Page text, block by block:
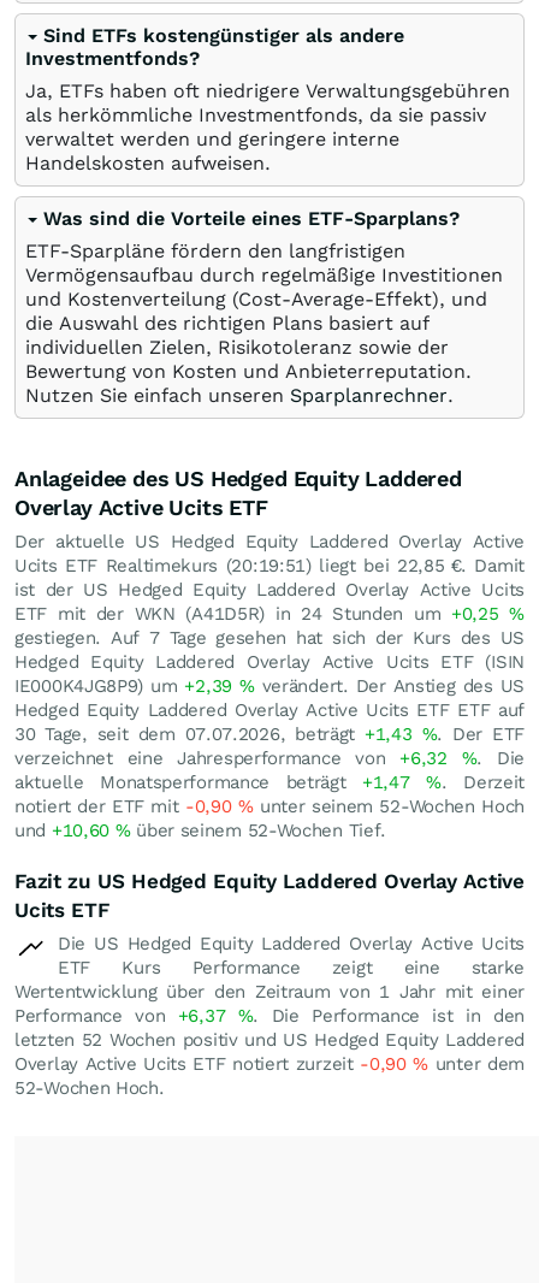
Sind ETFs kostengünstiger als andere
Investmentfonds?
Ja, ETFs haben oft niedrigere Verwaltungsgebühren
als herkömmliche Investmentfonds, da sie passiv
verwaltet werden und geringere interne
Handelskosten aufweisen.
Was sind die Vorteile eines ETF-Sparplans?
ETF-Sparpläne fördern den langfristigen
Vermögensaufbau durch regelmäßige Investitionen
und Kostenverteilung (Cost-Average-Effekt), und
die Auswahl des richtigen Plans basiert auf
individuellen Zielen, Risikotoleranz sowie der
Bewertung von Kosten und Anbieterreputation.
Nutzen Sie einfach unseren Sparplanrechner.
Anlageidee des US Hedged Equity Laddered
Overlay Active Ucits ETF
Der aktuelle US Hedged Equity Laddered Overlay Active
Ucits ETF Realtimekurs (20:19:51) liegt bei 22,85 €. Damit
ist der US Hedged Equity Laddered Overlay Active Ucits
ETF mit der WKN (A41D5R) in 24 Stunden um +0,25%
gestiegen. Auf 7 Tage gesehen hat sich der Kurs des US
Hedged Equity Laddered Overlay Active Ucits ETF (ISIN
IE000K4JG8P9) um +2,39 %verändert. Der Anstieg des US
Hedged Equity Laddered Overlay Active Ucits ETF ETF auf
30 Tage, seit dem 07.07.2026, beträgt +1,43 %. Der ETF
verzeichnet eine Jahresperformance von +6,32 %. Die
aktuelle Monatsperformance beträgt +1,47%. Derzeit
notiert der ETF mit -0,90 %unter seinem 52-Wochen Hoch
und +10,60 %über seinem 52-Wochen Tief.
Fazit zu US Hedged Equity Laddered Overlay Active
Ucits ETF
Die US Hedged Equity Laddered Overlay Active Ucits
ETF Kurs Performance zeigt eine starke
Wertentwicklung über den Zeitraum von 1 Jahr mit einer
Performance von +6,37 %. Die Performance ist in den
letzten 52 Wochen positiv und US Hedged Equity Laddered
Overlay Active Ucits ETF notiert zurzeit -0,90% unter dem
52-Wochen Hoch.